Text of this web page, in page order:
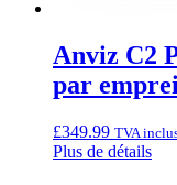
Anviz C2
par
£349.99 TVA
Plus de détails